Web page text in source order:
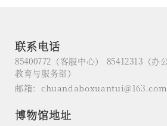
联系电话
85400772（客服中心） 85412313（办
教育与服务部）
邮箱：chuandaboxuantui@163.com
博物馆地址